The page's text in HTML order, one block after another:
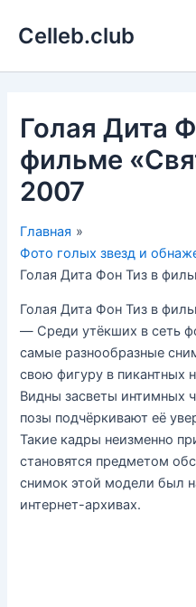
Celleb.club
Голая Дита
фильме
2007
Главная
Фото голых звезд и
Голая Дита Фон Тиз в
Голая Дита Фон Тиз в
— Среди утёкших в сеть
самые разнообразные
свою фигуру в пикантных
Видны засветы интимных
позы подчёркивают её
Такие кадры неизменно
становятся предметом
снимок этой модели был
интернет-архивах.